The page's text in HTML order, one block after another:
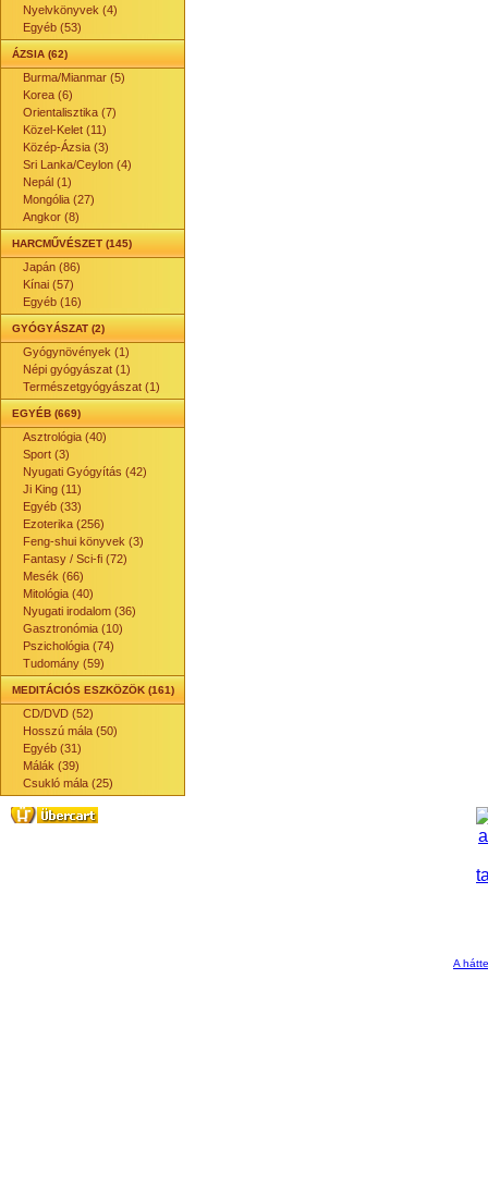
Nyelvkönyvek (4)
Egyéb (53)
ÁZSIA (62)
Burma/Mianmar (5)
Korea (6)
Orientalisztika (7)
Közel-Kelet (11)
Közép-Ázsia (3)
Sri Lanka/Ceylon (4)
Nepál (1)
Mongólia (27)
Angkor (8)
HARCMŰVÉSZET (145)
Japán (86)
Kínai (57)
Egyéb (16)
GYÓGYÁSZAT (2)
Gyógynövények (1)
Népi gyógyászat (1)
Természetgyógyászat (1)
EGYÉB (669)
Asztrológia (40)
Sport (3)
Nyugati Gyógyítás (42)
Ji King (11)
Egyéb (33)
Ezoterika (256)
Feng-shui könyvek (3)
Fantasy / Sci-fi (72)
Mesék (66)
Mitológia (40)
Nyugati irodalom (36)
Gasztronómia (10)
Pszichológia (74)
Tudomány (59)
MEDITÁCIÓS ESZKÖZÖK (161)
CD/DVD (52)
Hosszú mála (50)
Egyéb (31)
Málák (39)
Csukló mála (25)
A